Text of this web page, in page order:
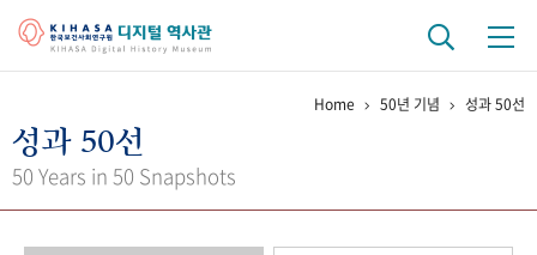
걸어온 길 기관 변천사
Home 50년 기념 성과 50선
성과 50선
50 Years in 50 Snapshots